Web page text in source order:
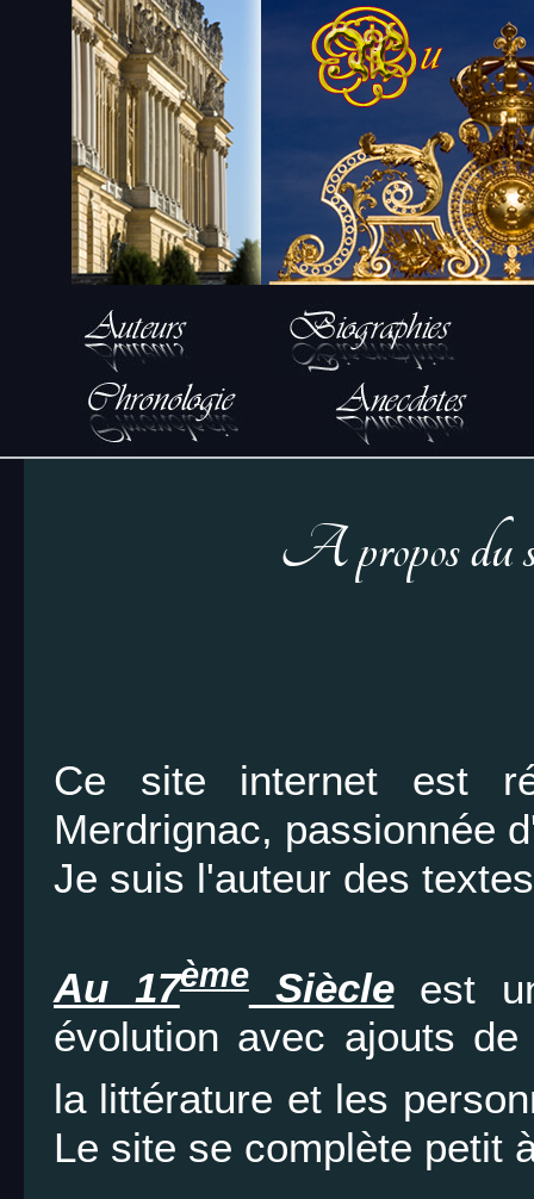
A propos du
Ce site internet est
Merdrignac, passionnée
Je suis l'auteur des
Au 17èmeSiècleest
évolution avec ajouts
la littérature et les
Le site se complète petit